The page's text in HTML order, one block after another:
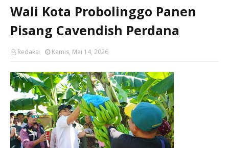
Wali Kota Probolinggo Panen
Pisang Cavendish Perdana
Redaksi Kamis, Mei 14, 2026